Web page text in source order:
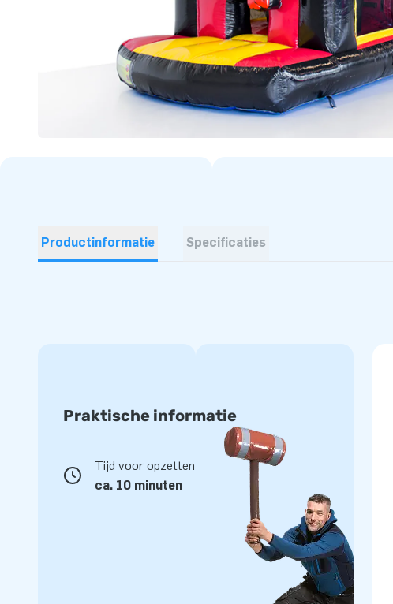
Productinformatie Specificaties
Praktische informatie
Tijd voor opzetten
ca. 10 minuten